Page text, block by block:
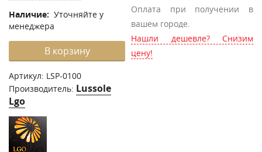
Наличие: Уточняйте у
менеджера
В корзину
Артикул: LSP-0100
Производитель: Lussole
Lgo
Оплата при получении в
вашем городе.
Нашли дешевле? Снизим
цену!